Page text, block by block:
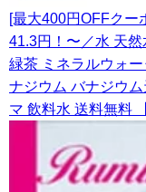
[最大400円OFFクー
41.3円！〜／水 天
緑茶 ミネラルウォ
ナジウム バナジウ
マ 飲料水 送料無料